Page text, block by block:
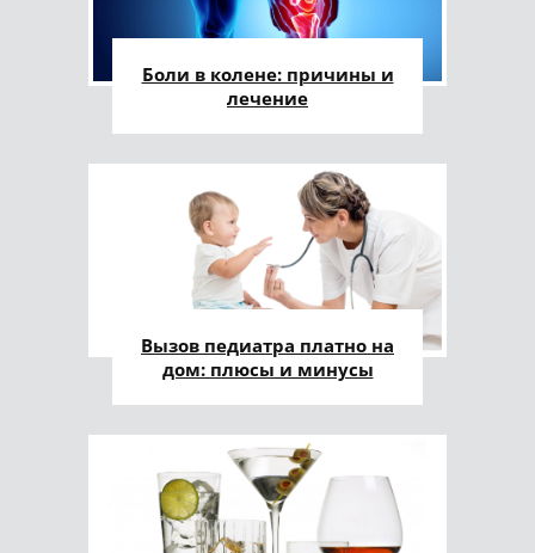
Боли в колене: причины и
лечение
Вызов педиатра платно на
дом: плюсы и минусы